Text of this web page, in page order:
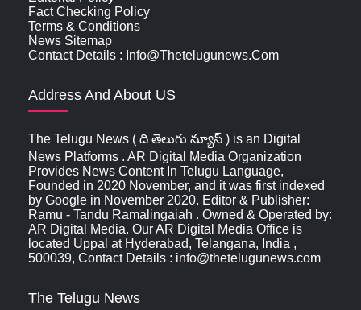
Fact Checking Policy
Terms & Conditions
News Sitemap
Contact Details : Info@thetelugunews.com
Address And About US
The Telugu News ( ది తెలుగు న్యూస్‌ ) is an Digital
News Platforms . AR Digital Media Organization
Provides News Content In Telugu Language,
Founded in 2020 November, and it was first indexed
by Google in November 2020. Editor & Publisher:
Ramu - Tandu Ramalingaiah . Owned & Operated by:
AR Digital Media. Our AR Digital Media Office is
located Uppal at Hyderabad, Telangana, India ,
500039, Contact Details : info@thetelugunews.com
The Telugu News